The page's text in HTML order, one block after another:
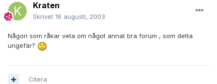
Kraten
Skrivet 16 augusti, 2003
Någon som råkar veta om något annat bra forum , som detta
ungefär?
Citera